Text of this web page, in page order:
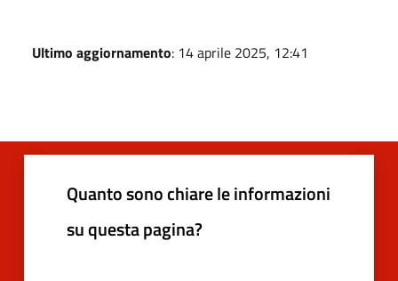
Ultimo aggiornamento: 14 aprile 2025, 12:41
Quanto sono chiare le informazioni
su questa pagina?